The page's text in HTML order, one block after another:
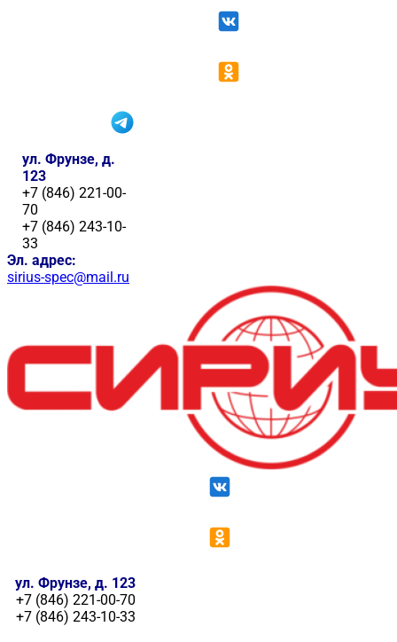
ул. Фрунзе, д.
123
+7 (846) 221-00-
70
+7 (846) 243-10-
33
Эл. адрес:
sirius-spec@mail.ru
ул. Фрунзе, д. 123
+7 (846) 221-00-70
+7 (846) 243-10-33